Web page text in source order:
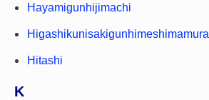
Hayamigunhijimachi
Higashikunisakigunhimeshimamura
Hitashi
K